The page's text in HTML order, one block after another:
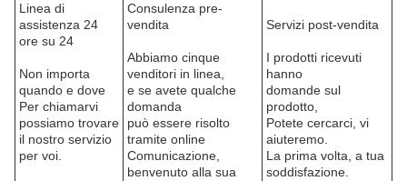
Linea di
assistenza 24
ore su 24
Non importa
quando e dove
Per chiamarvi
possiamo trovare
il nostro servizio
per voi.
Consulenza pre-
vendita
Abbiamo cinque
venditori in linea,
e se avete qualche
domanda
può essere risolto
tramite online
Comunicazione,
benvenuto alla sua
Servizi post-vendita
I prodotti ricevuti
hanno
domande sul
prodotto,
Potete cercarci, vi
aiuteremo.
La prima volta, a tua
soddisfazione.